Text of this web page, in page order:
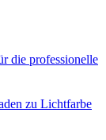
die professionelle
zu Lichtfarbe